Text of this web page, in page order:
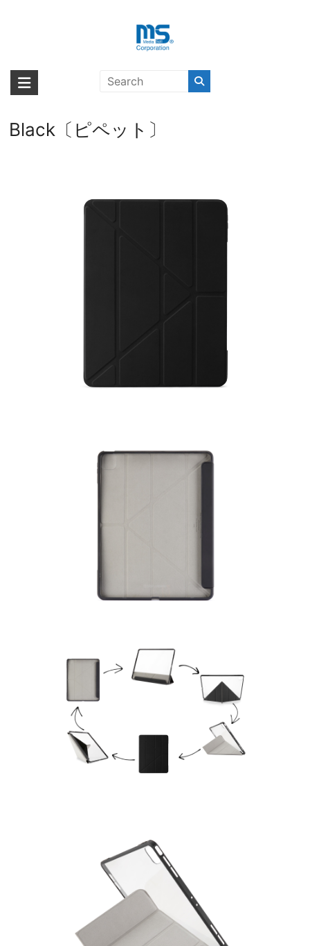
海外輸入ブランド商品｜株式会社
海外事業部が取り揃えている海外輸入商品には、日本では珍しい「海外ブ
ランド」をはじめ「ユニークな商品」「機能的な商品」「コストパフォー
Select] Pipetto iPad Pro 12.9
Black〔ピペット〕